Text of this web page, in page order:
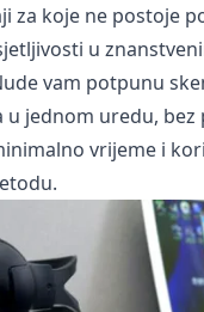
za koje ne postoje
u
vam potpunu
u jednom uredu,
vrijeme i